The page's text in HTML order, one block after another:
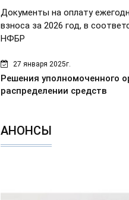
Документы на оплату
взноса за 2026 год, в
НФБР
27 января 2025г.
Решения уполномоченного
распределении средств
АНОНСЫ